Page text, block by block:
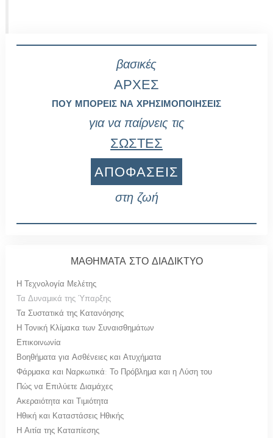
βασικές
ΑΡΧΕΣ
ΠΟΥ ΜΠΟΡΕΙΣ ΝΑ ΧΡΗΣΙΜΟΠΟΙΗΣΕΙΣ
για να παίρνεις τις
ΣΩΣΤΕΣ
ΑΠΟΦΑΣΕΙΣ
στη ζωή
ΜΑΘΗΜΑΤΑ ΣΤΟ ΔΙΑΔΙΚΤΥΟ
Η Τεχνολογία Μελέτης
Τα Δυναμικά της Ύπαρξης
Τα Συστατικά της Κατανόησης
Η Τονική Κλίμακα των Συναισθημάτων
Επικοινωνία
Βοηθήματα για Ασθένειες και Ατυχήματα
Φάρμακα και Ναρκωτικά: Το Πρόβλημα και η Λύση του
Πώς να Επιλύετε Διαμάχες
Ακεραιότητα και Τιμιότητα
Ηθική και Καταστάσεις Ηθικής
Η Αιτία της Καταπίεσης